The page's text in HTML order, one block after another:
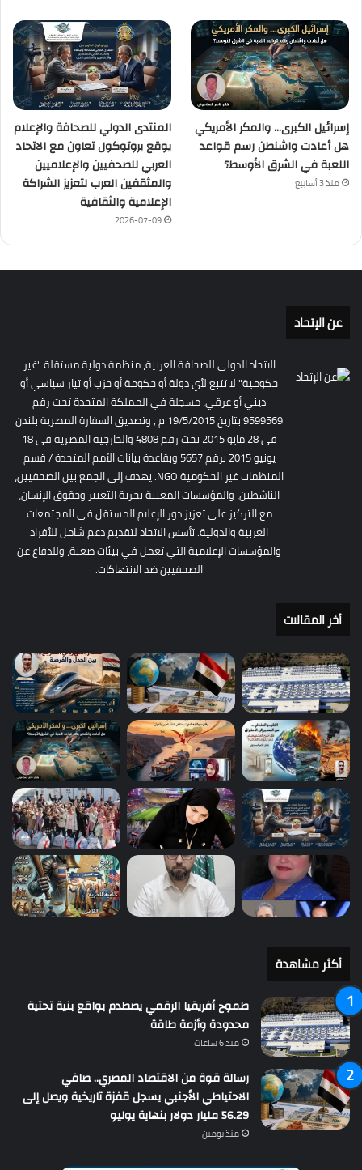
إسرائيل الكبرى… والمكر الأمريكي
هل أعادت واشنطن رسم قواعد
اللعبة في الشرق الأوسط؟
منذ 3 أسابيع
المنتدى الدولي للصحافة والإعلام
يوقع بروتوكول تعاون مع الاتحاد
العربي للصحفيين والإعلاميين
والمثقفين العرب لتعزيز الشراكة
الإعلامية والثقافية
2026-07-09
عن الإتحاد
الاتحاد الدولي للصحافة العربية، منظمة دولية مستقلة "غير
حكومية" لا تتبع لأي دولة أو حكومة أو حزب أو تيار سياسي أو
ديني أو عرقي، مسجلة في المملكة المتحدة تحت رقم
9599569 بتاريخ 19/5/2015 م , وتصديق السفارة المصرية بلندن
فى 28 مايو 2015 تحت رقم 4808 والخارجية المصرية فى 18
يونيو 2015 برقم 5657 وبقاعدة بيانات الأمم المتحدة / قسم
المنظمات غير الحكومية NGO. يهدف إلى الجمع بين الصحفيين،
الناشطين، والمؤسسات المعنية بحرية التعبير وحقوق الإنسان،
مع التركيز على تعزيز دور الإعلام المستقل في المجتمعات
العربية والدولية. تأسس الاتحاد لتقديم دعم شامل للأفراد
والمؤسسات الإعلامية التي تعمل في بيئات صعبة، وللدفاع عن
الصحفيين ضد الانتهاكات.
أخر المقالات
أكثر مشاهدة
طموح أفريقيا الرقمي يصطدم بواقع بنية تحتية
محدودة وأزمة طاقة
منذ 6 ساعات
رسالة قوة من الاقتصاد المصري.. صافي
الاحتياطي الأجنبي يسجل قفزة تاريخية ويصل إلى
56.29 مليار دولار بنهاية يوليو
منذ يومين